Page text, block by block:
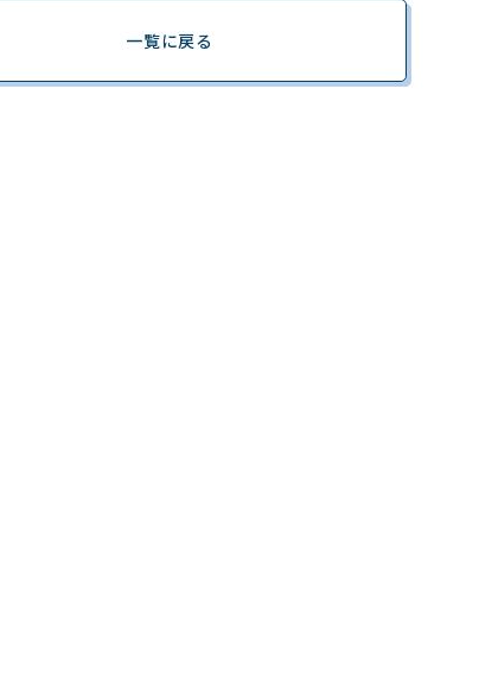
一覧に戻る